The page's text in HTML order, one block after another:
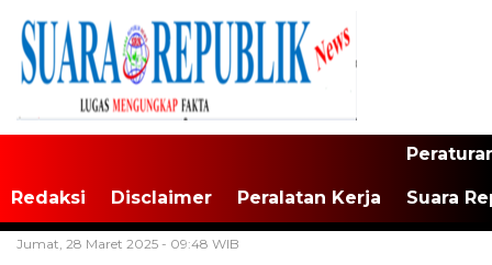
Redaksi Disclaimer Peralatan Kerja Suara
Jumat, 28 Maret 2025 - 09:48 WIB